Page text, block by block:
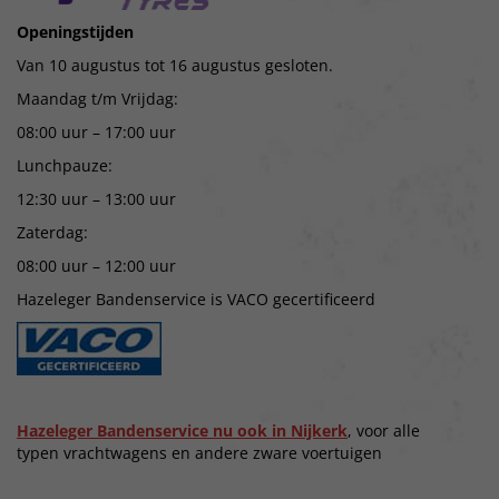
Openingstijden
Van 10 augustus tot 16 augustus gesloten.
Maandag t/m Vrijdag:
08:00 uur – 17:00 uur
Lunchpauze:
12:30 uur – 13:00 uur
Zaterdag:
08:00 uur – 12:00 uur
Hazeleger Bandenservice is VACO gecertificeerd
Hazeleger Bandenservice nu ook in Nijkerk, voor alle
typen vrachtwagens en andere zware voertuigen